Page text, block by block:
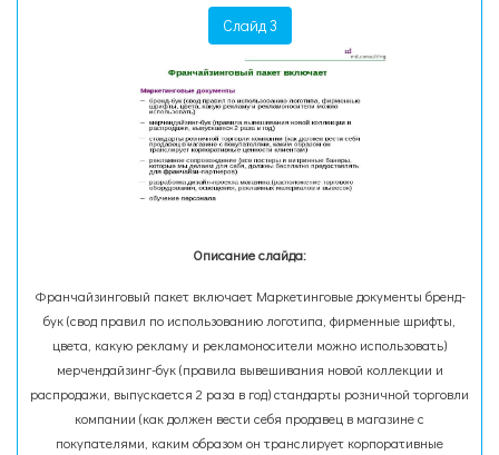
Слайд 3
Описание слайда:
Франчайзинговый пакет включает Маркетинговые документы бренд-
бук (свод правил по использованию логотипа, фирменные шрифты,
цвета, какую рекламу и рекламоносители можно использовать)
мерчендайзинг-бук (правила вывешивания новой коллекции и
распродажи, выпускается 2 раза в год) стандарты розничной торговли
компании (как должен вести себя продавец в магазине с
покупателями, каким образом он транслирует корпоративные